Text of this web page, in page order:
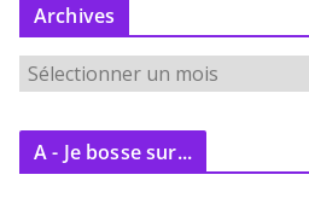
Archives
r
c
A - Je bosse sur...